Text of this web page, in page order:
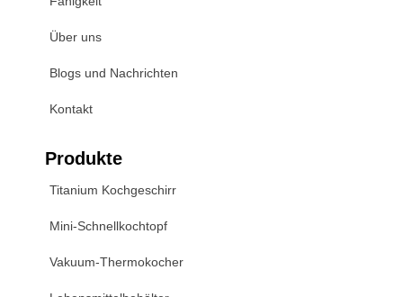
Über uns
Blogs und Nachrichten
Kontakt
Produkte
Titanium Kochgeschirr
Mini-Schnellkochtopf
Vakuum-Thermokocher